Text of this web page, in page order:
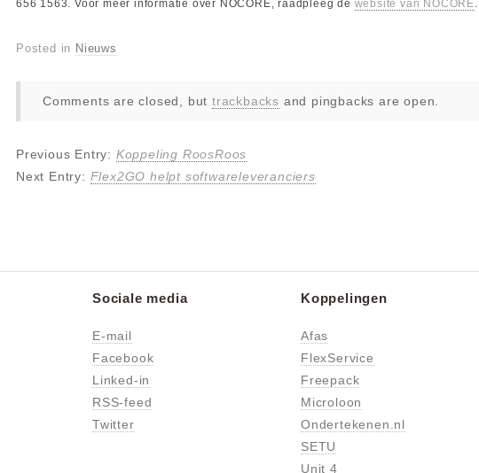
656 1563. Voor meer informatie over NOCORE, raadpleeg de website van NOCORE.
Posted in Nieuws
Comments are closed, buttrackbacks and pingbacks are open.
Previous Entry: Koppeling RoosRoos
Next Entry: Flex2GO helpt softwareleveranciers
Sociale media
E-mail
Facebook
Linked-in
RSS-feed
Twitter
Koppelingen
Afas
FlexService
Freepack
Microloon
Ondertekenen.nl
SETU
Unit 4